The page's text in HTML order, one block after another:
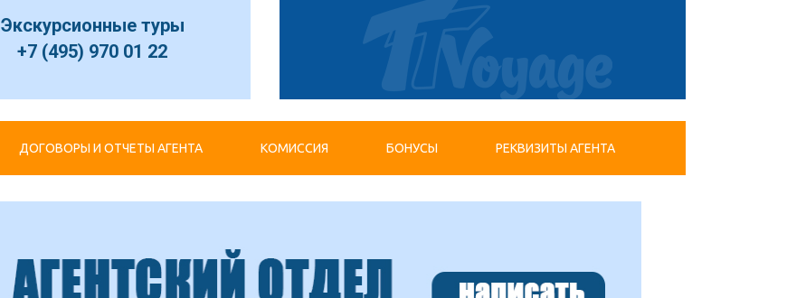
Экскурсионные туры
+7 (495) 970 01 22
ДОГОВОРЫ И ОТЧЕТЫ АГЕНТА КОМИССИЯ БОНУСЫ РЕКВИЗИТЫ АГЕНТА